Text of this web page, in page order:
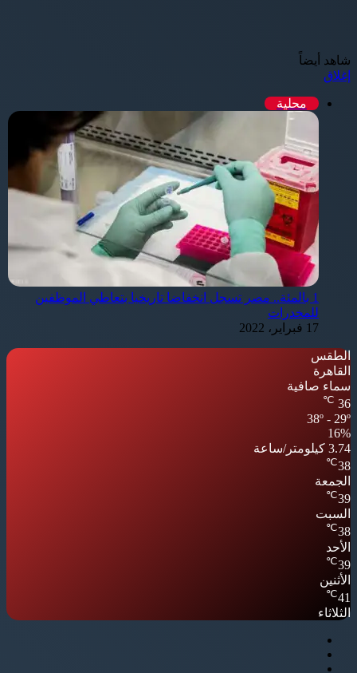
شاهد أيضاً
إغلاق
محلية
1 بالمئة.. مصر تسجل انخفاضا تاريخيا بتعاطي الموظفين
للمخدرات
17 فبراير، 2022
الطقس
القاهرة
سماء صافية
36
℃
38º - 29º
16%
3.74 كيلومتر/ساعة
38
℃
الجمعة
39
℃
السبت
38
℃
الأحد
39
℃
الأثنين
41
℃
الثلاثاء